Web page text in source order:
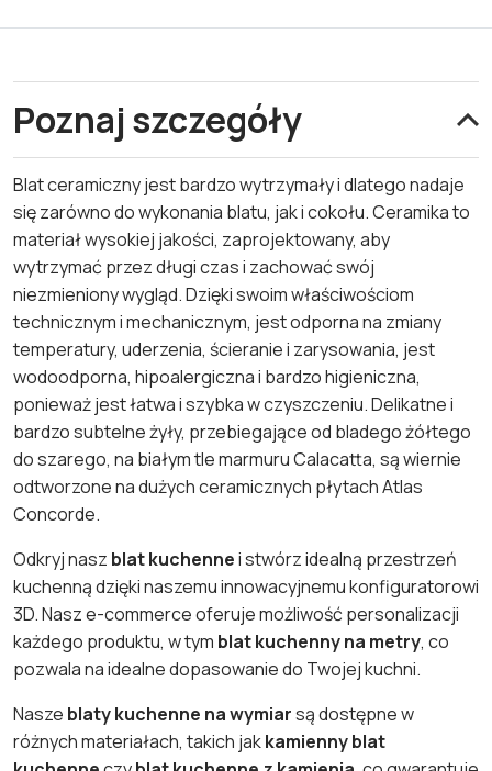
Poznaj szczegóły
Blat ceramiczny jest bardzo wytrzymały i dlatego nadaje
się zarówno do wykonania blatu, jak i cokołu. Ceramika to
materiał wysokiej jakości, zaprojektowany, aby
wytrzymać przez długi czas i zachować swój
niezmieniony wygląd. Dzięki swoim właściwościom
technicznym i mechanicznym, jest odporna na zmiany
temperatury, uderzenia, ścieranie i zarysowania, jest
wodoodporna, hipoalergiczna i bardzo higieniczna,
ponieważ jest łatwa i szybka w czyszczeniu. Delikatne i
bardzo subtelne żyły, przebiegające od bladego żółtego
do szarego, na białym tle marmuru Calacatta, są wiernie
odtworzone na dużych ceramicznych płytach Atlas
Concorde.
Odkryj nasz blat kuchennei stwórz idealną przestrzeń
kuchenną dzięki naszemu innowacyjnemu konfiguratorowi
3D. Nasz e-commerce oferuje możliwość personalizacji
każdego produktu, w tym blat kuchenny na metry, co
pozwala na idealne dopasowanie do Twojej kuchni.
Nasze blaty kuchenne na wymiarsą dostępne w
różnych materiałach, takich jakkamienny blat